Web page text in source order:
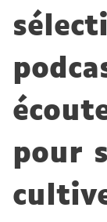
Par classe
Par matière
Nos offres
Conseils pour
pour